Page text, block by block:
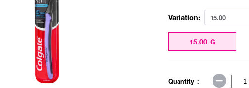
Variation: 15.00
15.00 G
Quantity :